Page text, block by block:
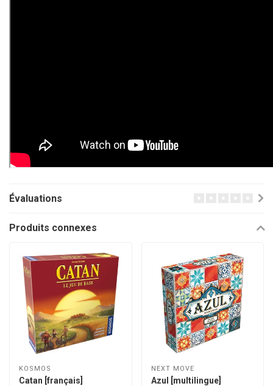
Évaluations
Produits connexes
KOSMOS
Catan [français]
NEXT MOVE
Azul [multilingue]